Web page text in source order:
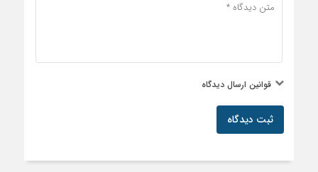
قوانین ارسال دیدگاه
ثبت دیدگاه